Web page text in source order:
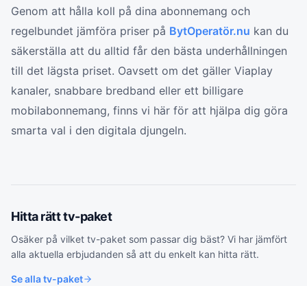
Genom att hålla koll på dina abonnemang och
regelbundet jämföra priser på BytOperatör.nu kan du
säkerställa att du alltid får den bästa underhållningen
till det lägsta priset. Oavsett om det gäller Viaplay
kanaler, snabbare bredband eller ett billigare
mobilabonnemang, finns vi här för att hjälpa dig göra
smarta val i den digitala djungeln.
Hitta rätttv-paket
Osäker på vilket tv-paket som passar dig bäst? Vi har jämfört
alla aktuella erbjudanden så att du enkelt kan hitta rätt.
Se allatv-paket